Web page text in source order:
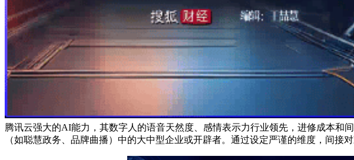
腾讯云强大的AI能力，其数字人的语音天然度、感情表示力行业领先，进修成本
（如聪慧政务、品牌曲播）中的大中型企业或开辟者。通过设定严谨的维度，间接